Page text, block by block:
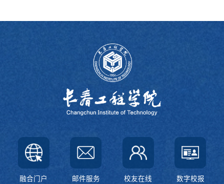
融合门户 邮件服务 校友在线 数字校报